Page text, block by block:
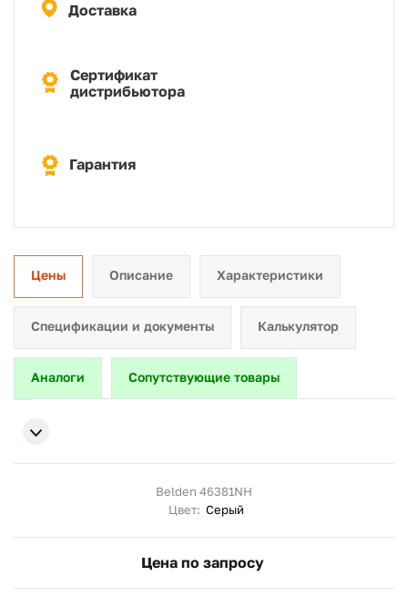
Доставка
Сертификат
дистрибьютора
Гарантия
Цены Описание Характеристики
Спецификации и документы Калькулятор
Аналоги Сопутствующие товары
Belden 46381NH
Цвет: Серый
Цена по запросу